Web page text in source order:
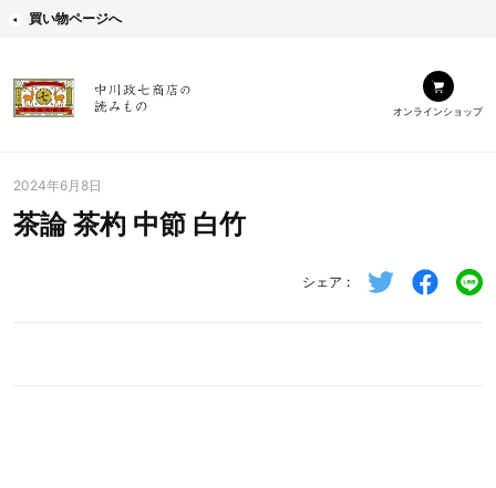
買い物ページへ
オンラインショップ
2024年6月8日
茶論 茶杓 中節 白竹
シェア